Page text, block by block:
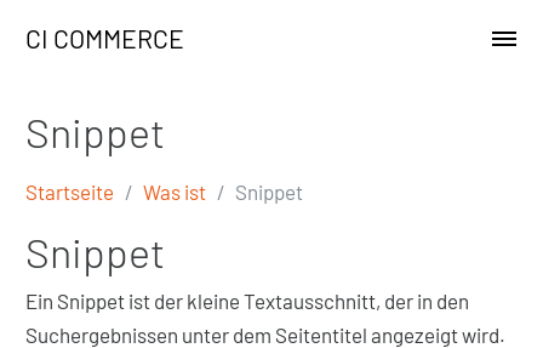
CI COMMERCE
Snippet
Startseite Was ist Snippet
Snippet
Ein Snippet ist der kleine Textausschnitt, der in den
Suchergebnissen unter dem Seitentitel angezeigt wird.